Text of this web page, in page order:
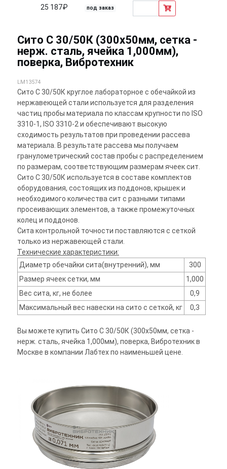
25 187₽ под заказ
Сито С 30/50К (300х50мм, сетка -
нерж. сталь, ячейка 1,000мм),
поверка, Вибротехник
LM13574
Сито С 30/50К круглое лабораторное с обечайкой из
нержавеющей стали используется для разделения
частиц пробы материала по классам крупности по ISO
3310-1, ISO 3310-2 и обеспечивают высокую
сходимость результатов при проведении рассева
материала. В результате рассева мы получаем
гранулометрический состав пробы с распределением
по размерам, соответствующим размерам ячеек сит.
Сито С 30/50К используется в составе комплектов
оборудования, состоящих из поддонов, крышек и
необходимого количества сит с разными типами
просеивающих элементов, а также промежуточных
колец и поддонов.
Сита контрольной точности поставляются с сеткой
только из нержавеющей стали.
Технические характеристики:
Диаметр обечайки сита(внутренний), мм
300
Размер ячеек сетки, мм
1,000
Вес сита, кг, не более
0,9
Максимальный вес навески на сито с сеткой, кг
0,3
Вы можете купить Сито С 30/50К (300х50мм, сетка -
нерж. сталь, ячейка 1,000мм), поверка, Вибротехник в
Москве в компании Лабтех по наименьшей цене.